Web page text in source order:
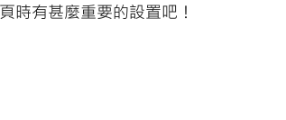
時有甚麼重要的設置吧！